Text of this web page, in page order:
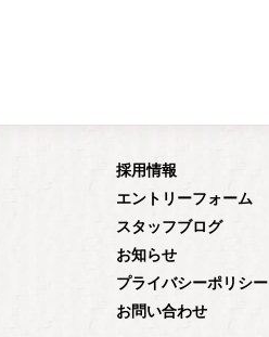
採用情報
エントリーフォーム
スタッフブログ
お知らせ
プライバシーポリシー
お問い合わせ